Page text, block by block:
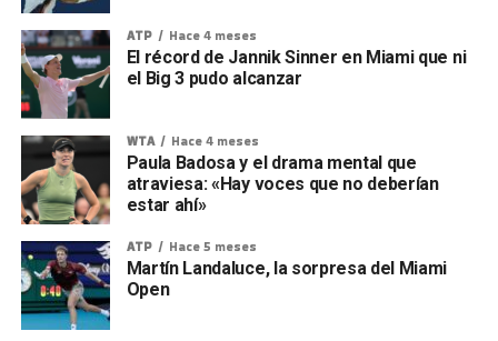
ATP Hace 4 meses
El récord de Jannik Sinner en Miami que ni
el Big 3 pudo alcanzar
WTA Hace 4 meses
Paula Badosa y el drama mental que
atraviesa: «Hay voces que no deberían
estar ahí»
ATP Hace 5 meses
Martín Landaluce, la sorpresa del Miami
Open